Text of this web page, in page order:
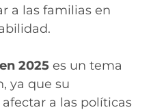
a las familias en
2025 es un tema
ya que su
a las políticas